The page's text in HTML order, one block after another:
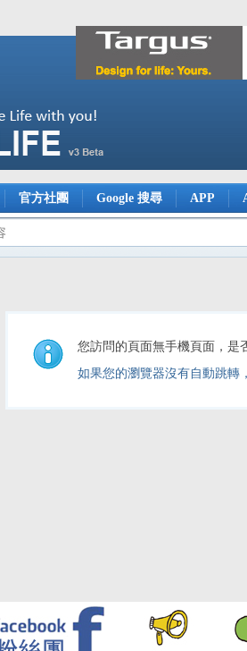
官方社團 Google 搜尋 APP
您訪問的頁面無手機頁面，是
如果您的瀏覽器沒有自動跳轉